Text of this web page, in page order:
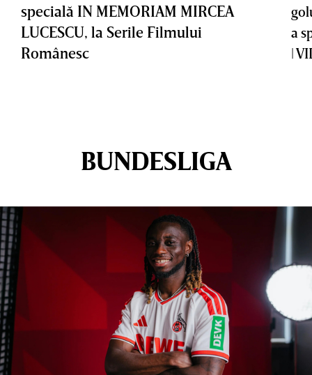
specială IN MEMORIAM MIRCEA
LUCESCU, la Serile Filmului
Românesc
a
|
BUNDESLIGA